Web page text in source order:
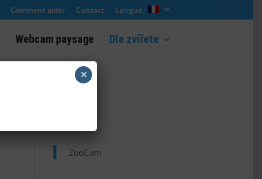
Comment aider Contact Langue :
Webcam paysage Dle zvířete
ZooCam
×